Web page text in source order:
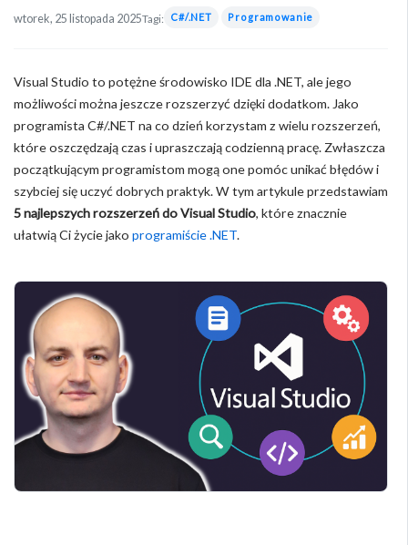
wtorek, 25 listopada 2025Tagi: C#/.NET Programowanie
Visual Studio to potężne środowisko IDE dla .NET, ale jego
możliwości można jeszcze rozszerzyć dzięki dodatkom. Jako
programista C#/.NET na co dzień korzystam z wielu rozszerzeń,
które oszczędzają czas i upraszczają codzienną pracę. Zwłaszcza
początkującym programistom mogą one pomóc unikać błędów i
szybciej się uczyć dobrych praktyk. W tym artykule przedstawiam
5 najlepszych rozszerzeń do Visual Studio, które znacznie
ułatwią Ci życie jako programiście .NET.